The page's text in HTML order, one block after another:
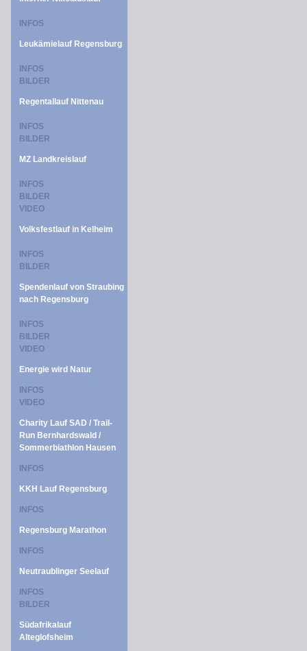
INFOS
Leukämielauf Regensburg
INFOS
BILDER
Regentallauf Nittenau
INFOS
BILDER
MZ Landkreislauf
INFOS
BILDER
VIDEO
Volksfestlauf in Kelheim
INFOS
BILDER
Spendenlauf von Straubing
nach Regensburg
INFOS
BILDER
VIDEO
Energie wird Natur
INFOS
VIDEO
Charity Lauf SAD / Trail-
Run Bernhardswald /
Sommerbiathlon Hausen
INFOS
KKH Lauf Regensburg
INFOS
Regensburg Marathon
INFOS
Neutraublinger Seelauf
INFOS
BILDER
Südafrikalauf
Alteglofsheim